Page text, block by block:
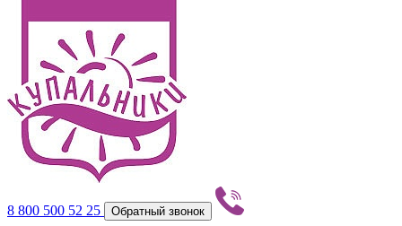
8 800 500 52 25 Обратный звонок